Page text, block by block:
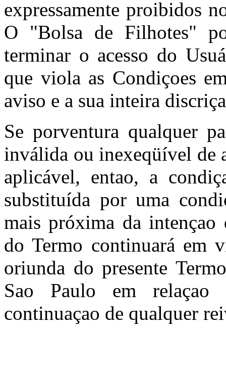
expressamente proibidos
O "Bolsa de Filhotes"
terminar o acesso do
que viola as Condiçoes
aviso e a sua inteira
Se porventura qualquer
inválida ou inexeqüível de
aplicável, entao, a
substituída por uma
mais próxima da
do Termo continuará em
oriunda do presente
Sao Paulo em relaçao
continuaçao de qualquer